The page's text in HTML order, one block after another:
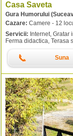
Casa Saveta
Gura Humorului
Cazare: Camere - 12
Servicii: Internet,
Ferma didactica, Terasa
Suna